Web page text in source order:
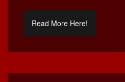
Read More Here!